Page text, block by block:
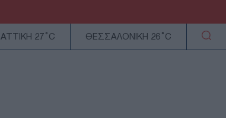
ΑΤΤΙΚΗ 27°C ΘΕΣΣΑΛΟΝΙΚΗ 26°C